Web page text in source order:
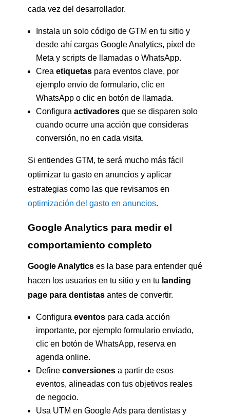
cada vez del desarrollador.
Instala un solo código de GTM en tu sitio y
desde ahí cargas Google Analytics, píxel de
Meta y scripts de llamadas o WhatsApp.
Crea etiquetaspara eventos clave, por
ejemplo envío de formulario, clic en
WhatsApp o clic en botón de llamada.
Configura activadoresque se disparen solo
cuando ocurre una acción que consideras
conversión, no en cada visita.
Si entiendes GTM, te será mucho más fácil
optimizar tu gasto en anuncios y aplicar
estrategias como las que revisamos en
optimización del gasto en anuncios.
Google Analytics para medir el
comportamiento completo
Google Analyticses la base para entender qué
hacen los usuarios en tu sitio y en tu landing
page para dentistasantes de convertir.
Configura eventospara cada acción
importante, por ejemplo formulario enviado,
clic en botón de WhatsApp, reserva en
agenda online.
Define conversionesa partir de esos
eventos, alineadas con tus objetivos reales
de negocio.
Usa UTM en Google Ads para dentistas y